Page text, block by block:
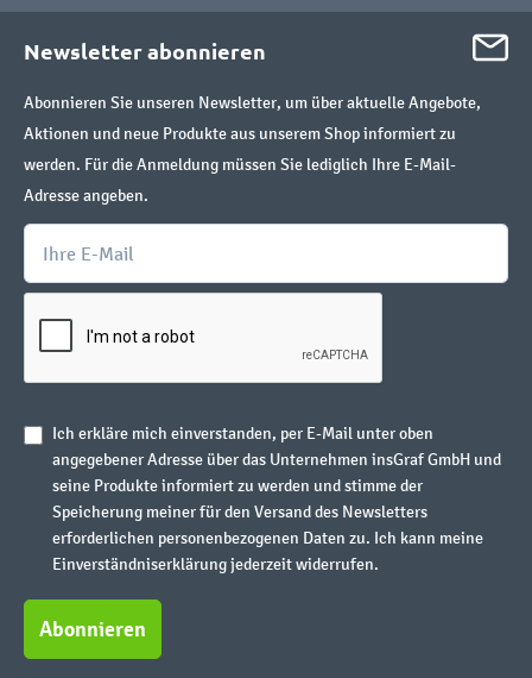
Newsletter abonnieren
Abonnieren Sie unseren Newsletter, um über aktuelle Angebote,
Aktionen und neue Produkte aus unserem Shop informiert zu
werden. Für die Anmeldung müssen Sie lediglich Ihre E-Mail-
Adresse angeben.
Ich erkläre mich einverstanden, per E-Mail unter oben
angegebener Adresse über das Unternehmen insGraf GmbH und
seine Produkte informiert zu werden und stimme der
Speicherung meiner für den Versand des Newsletters
erforderlichen personenbezogenen Daten zu. Ich kann meine
Einverständniserklärung jederzeit widerrufen.
Abonnieren